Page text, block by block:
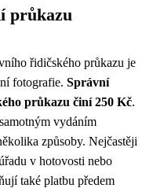
průkazu
řidičského průkazu je
fotografie. Správní
průkazu činí 250 Kč.
vydáním
způsoby. Nejčastěji
v hotovosti nebo
také platbu předem